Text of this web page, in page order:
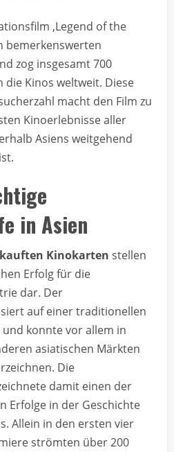
‚Legend of the
bemerkenswerten
zog insgesamt 700
die Kinos weltweit. Diese
macht den Film zu
Kinoerlebnisse aller
Asiens weitgehend
in Asien
Kinokarten stellen
Erfolg für die
dar. Der
auf einer traditionellen
konnte vor allem in
asiatischen Märkten
Die
damit einen der
Erfolge in der Geschichte
Allein in den ersten vier
strömten über 200